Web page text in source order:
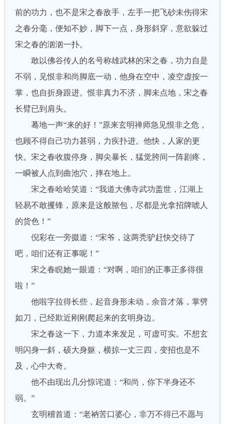
前的功力，也不是宋之春敌手，左手一把飞砂未伤得宋
之春分毫，便知不妙，脚下一点，身形斜穿，意欲躲过
宋之春的汹汹一扑。
敢以佛谷传人的名号称雄武林的宋之春，功力自是
不弱，见恨非和尚脚底一动，他身在空中，凌空虚按一
掌，也自折身跟进。恨非真力不济，脚未点地，宋之春
长臂已到肩头。
蓦地一声“来的好！”原来玄明禅师急见恨非之危，
也顾不得自己功力甚弱，力疾扑进。他快，人家的更
快。宋之春收腹停身，脚尖暴长，猛觉胯间一阵剧疼，
一瞬被人点到曲池穴，摔在地上。
宋之春哈哈笑道：“我道大佛寺武功盖世，江湖上
轻易不敢攫锋，原来是这般脓包，尽都是光拿招牌唬人
的货色！”
倪彩在一旁掇道：“宋爷，这两秃驴赶快交待了
吧，咱们还有正事呢！”
宋之春睨她一眼道：“对啊，咱们的正事正多得很
啦！”
他啦字拉得长些，起音身形未动，余音才落，掌劈
如刀，已经欺近刚刚爬起来的玄明身边。
宋之春这一下，力道本来发足，可虚可实。不想玄
明闪身一斜，硕大身躯，横掠一丈三四，变招也是不
及，心中大奇。
他不由现出几分惊诧道：“和尚，你下半身还不
弱。”
玄明稽首道：“老衲苦口婆心，非万不得已不愿与